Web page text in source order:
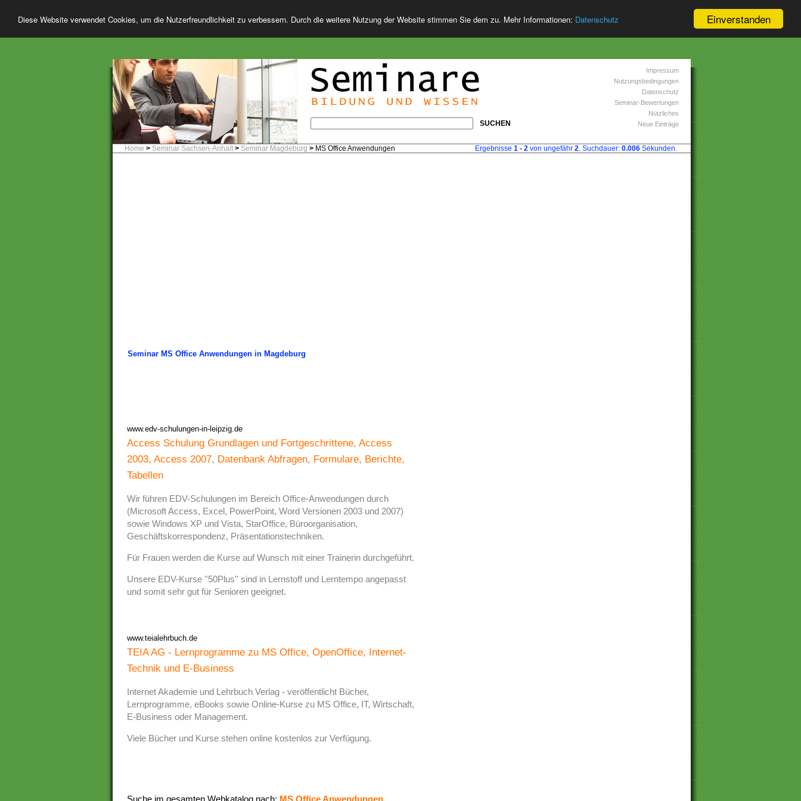
Einverstanden
Diese Website verwendet Cookies, um die Nutzerfreundlichkeit zu verbessern. Durch die weitere Nutzung der Website stimmen Sie dem zu. Mehr Informationen: Datenschutz
SUCHEN
Impressum
Nutzungsbedingungen
Datenschutz
Seminar-Bewertungen
Nützliches
Neue Einträge
Home > Seminar Sachsen-Anhalt > Seminar Magdeburg > MS Office Anwendungen Ergebnisse 1 - 2 von ungefähr 2. Suchdauer: 0.006 Sekunden.
Seminar MS Office Anwendungen in Magdeburg
www.edv-schulungen-in-leipzig.de
Access Schulung Grundlagen und Fortgeschrittene, Access
2003, Access 2007, Datenbank Abfragen, Formulare, Berichte,
Tabellen
Wir führen EDV-Schulungen im Bereich Office-Anwendungen durch
(Microsoft Access, Excel, PowerPoint, Word Versionen 2003 und 2007)
sowie Windows XP und Vista, StarOffice, Büroorganisation,
Geschäftskorrespondenz, Präsentationstechniken.
Für Frauen werden die Kurse auf Wunsch mit einer Trainerin durchgeführt.
Unsere EDV-Kurse ''50Plus'' sind in Lernstoff und Lerntempo angepasst
und somit sehr gut für Senioren geeignet.
www.teialehrbuch.de
TEIA AG - Lernprogramme zu MS Office, OpenOffice, Internet-
Technik und E-Business
Internet Akademie und Lehrbuch Verlag - veröffentlicht Bücher,
Lernprogramme, eBooks sowie Online-Kurse zu MS Office, IT, Wirtschaft,
E-Business oder Management.
Viele Bücher und Kurse stehen online kostenlos zur Verfügung.
Suche im gesamten Webkatalog nach: MS Office Anwendungen